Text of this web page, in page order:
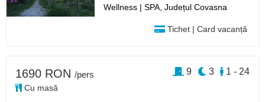
Wellness | SPA, Județul Covasna
Tichet | Card vacanță
1690 RON /pers
Cu masă
1 - 24
3
9